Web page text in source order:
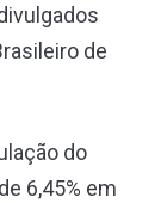
de
do
6,45% em